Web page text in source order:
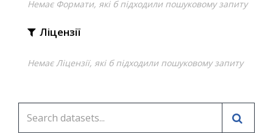
Немає Формати, які б підходили пошуковому запиту
Ліцензії
Немає Ліцензії, які б підходили пошуковому запиту